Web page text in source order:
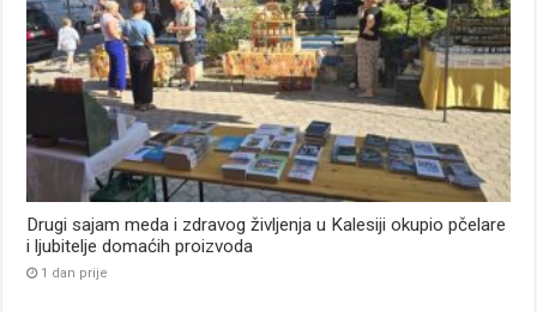
Drugi sajam meda i zdravog življenja u Kalesiji okupio pčelare
i ljubitelje domaćih proizvoda
1 dan prije